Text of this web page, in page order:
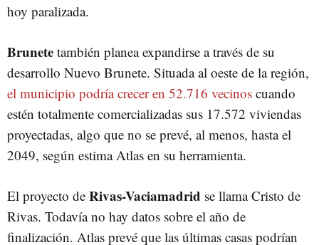
hoy paralizada.
Brunete también planea expandirse a través de su
desarrollo Nuevo Brunete. Situada al oeste de la región,
el municipio podría crecer en 52.716 vecinos cuando
estén totalmente comercializadas sus 17.572 viviendas
proyectadas, algo que no se prevé, al menos, hasta el
2049, según estima Atlas en su herramienta.
El proyecto de Rivas-Vaciamadrid se llama Cristo de
Rivas. Todavía no hay datos sobre el año de
finalización. Atlas prevé que las últimas casas podrían